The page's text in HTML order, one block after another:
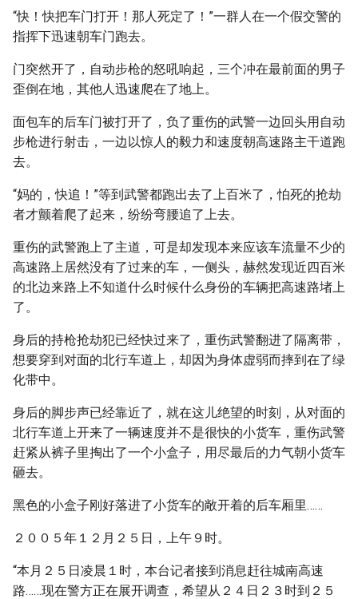
“快！快把车门打开！那人死定了！”一群人在一个假交警的
指挥下迅速朝车门跑去。
门突然开了，自动步枪的怒吼响起，三个冲在最前面的男子
歪倒在地，其他人迅速爬在了地上。
面包车的后车门被打开了，负了重伤的武警一边回头用自动
步枪进行射击，一边以惊人的毅力和速度朝高速路主干道跑
去。
“妈的，快追！”等到武警都跑出去了上百米了，怕死的抢劫
者才颤着爬了起来，纷纷弯腰追了上去。
重伤的武警跑上了主道，可是却发现本来应该车流量不少的
高速路上居然没有了过来的车，一侧头，赫然发现近四百米
的北边来路上不知道什么时候什么身份的车辆把高速路堵上
了。
身后的持枪抢劫犯已经快过来了，重伤武警翻进了隔离带，
想要穿到对面的北行车道上，却因为身体虚弱而摔到在了绿
化带中。
身后的脚步声已经靠近了，就在这儿绝望的时刻，从对面的
北行车道上开来了一辆速度并不是很快的小货车，重伤武警
赶紧从裤子里掏出了一个小盒子，用尽最后的力气朝小货车
砸去。
黑色的小盒子刚好落进了小货车的敞开着的后车厢里……
２００５年１２月２５日，上午９时。
“本月２５日凌晨１时，本台记者接到消息赶往城南高速
路……现在警方正在展开调查，希望从２４日２３时到２５